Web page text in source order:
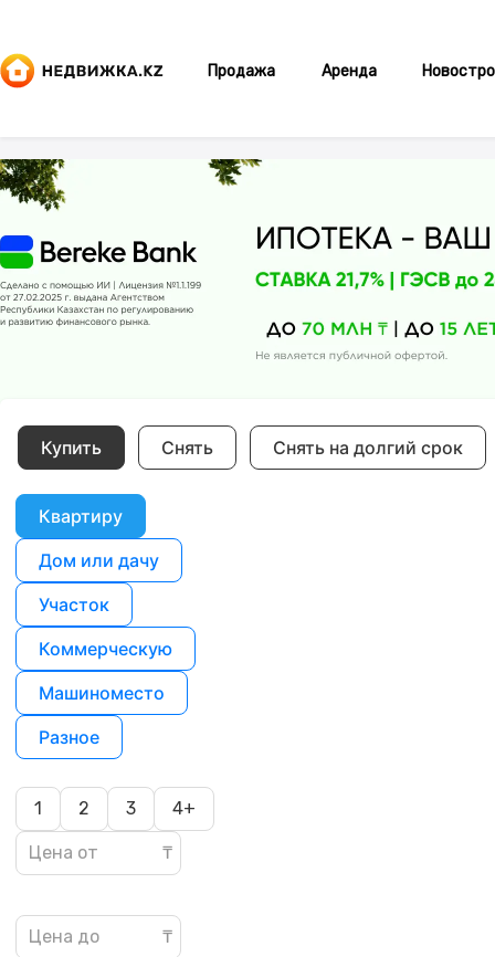
Продажа Аренда
Купить Снять Снять на долгий срок
Квартиру
Дом или дачу
Участок
Коммерческую
Машиноместо
Разное
1 2 3 4+